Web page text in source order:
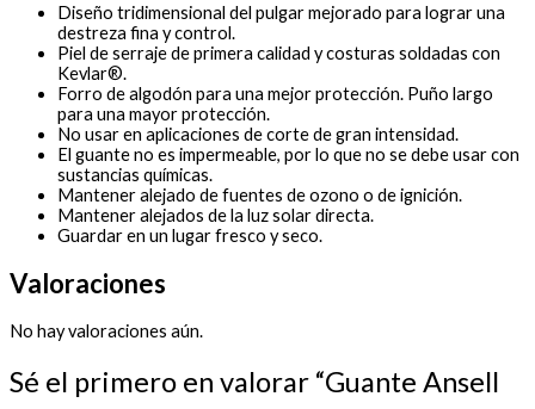
Diseño tridimensional del pulgar mejorado para lograr una
destreza fina y control.
Piel de serraje de primera calidad y costuras soldadas con
Kevlar®.
Forro de algodón para una mejor protección. Puño largo
para una mayor protección.
No usar en aplicaciones de corte de gran intensidad.
El guante no es impermeable, por lo que no se debe usar con
sustancias químicas.
Mantener alejado de fuentes de ozono o de ignición.
Mantener alejados de la luz solar directa.
Guardar en un lugar fresco y seco.
Valoraciones
No hay valoraciones aún.
Sé el primero en valorar “Guante Ansell